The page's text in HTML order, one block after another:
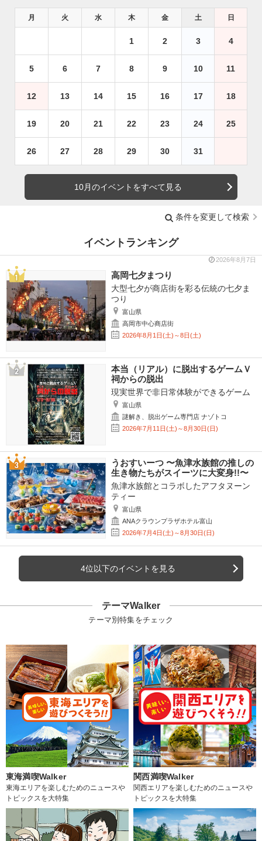
月 火 水 木 金 土 日
1 2 3 4
5 6 7 8 9 10 11
12 13 14 15 16 17 18
19 20 21 22 23 24 25
26 27 28 29 30 31
10月のイベントをすべて見る
条件を変更して検索
イベントランキング
2026年8月7日
高岡七夕まつり
大型七夕が商店街を彩る伝統の七夕ま
つり
富山県
高岡市中心商店街
2026年8月1日(土)～8日(土)
本当（リアル）に脱出するゲームＶ
祠からの脱出
現実世界で非日常体験ができるゲーム
富山県
謎解き、脱出ゲーム専門店 ナゾトコ
2026年7月11日(土)～8月30日(日)
うおすいーつ 〜魚津水族館の推しの
生き物たちがスイーツに大変身!!〜
魚津水族館とコラボしたアフタヌーン
ティー
富山県
ANAクラウンプラザホテル富山
2026年7月4日(土)～8月30日(日)
4位以下のイベントを見る
テーマWalker
テーマ別特集をチェック
東海満喫Walker
東海エリアを楽しむためのニュースや
トピックスを大特集
関西満喫Walker
関西エリアを楽しむためのニュースや
トピックスを大特集